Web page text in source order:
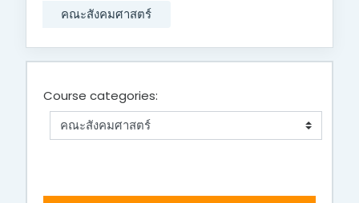
คณะสังคมศาสตร์
Course categories: